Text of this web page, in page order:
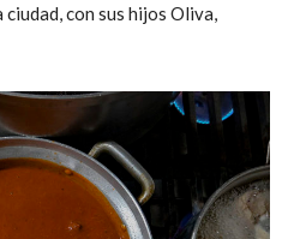
ciudad, con sus hijos Oliva,